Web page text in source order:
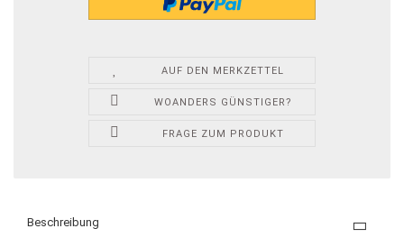
AUF DEN MERKZETTEL
WOANDERS GÜNSTIGER?
FRAGE ZUM PRODUKT
Beschreibung